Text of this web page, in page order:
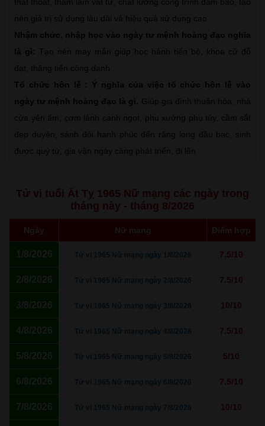
nên giá trị sử dụng lâu dài và hiệu quả sử dụng cao
Nhậm chức, nhập học vào ngày tư mệnh hoàng đạo nghĩa
là gì: Tạo nên may mắn giúp học hành tiến bộ, khoa cử đỗ
đạt, thăng tiến công danh
Tổ chức hôn lễ : Ý nghĩa của việc tổ chức hôn lễ vào
ngày tư mệnh hoàng đạo là gì. Giúp gia đình thuận hòa, nhà
cửa yên ấm, cơm lành canh ngọt, phu xướng phụ tùy, cầm sắt
đẹp duyên, sánh đôi hạnh phúc đến răng long đầu bạc, sinh
được quý tử, gia vận ngày càng phát triển, đi lên
Tử vi tuổi Ất Tỵ 1965 Nữ mạng các ngày trong
tháng này - tháng 8/2026
Ngày Nữ mạng Điểm hợp
1/8/2026 Tử vi 1965 Nữ mạng ngày 1/8/2026 7.5/10
2/8/2026 Tử vi 1965 Nữ mạng ngày 2/8/2026 7.5/10
3/8/2026 Tử vi 1965 Nữ mạng ngày 3/8/2026 10/10
4/8/2026 Tử vi 1965 Nữ mạng ngày 4/8/2026 7.5/10
5/8/2026 Tử vi 1965 Nữ mạng ngày 5/8/2026 5/10
6/8/2026 Tử vi 1965 Nữ mạng ngày 6/8/2026 7.5/10
7/8/2026 Tử vi 1965 Nữ mạng ngày 7/8/2026 10/10